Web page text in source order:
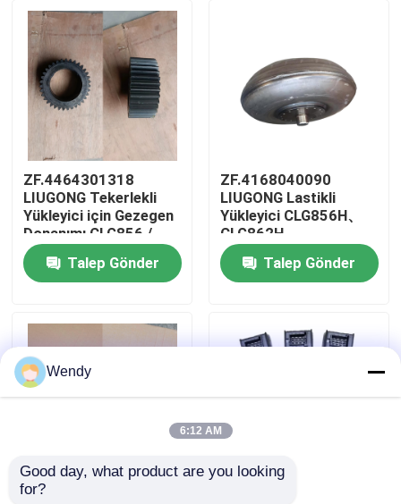
Ürünler
videolar
Hakkımızda
Fabrika turu
Kalite kontrol
Bize Ulaşın
Haberler
Blog
LG956 LG855B、
LG855N
ZF.4464301318
LIUGONG Tekerlekli
Yükleyici için Gezegen
Donanımı CLG856 /
CLG856H CLG862 /
CLG862H CLG870 /
CLG870H CLG50D
Serisi
Talep Gönder
ZF.4168040090
LIUGONG Lastikli
Yükleyici CLG856H、
CLG862H、
CLG870H、CLG886H
Şanzıman 4WG200、
4WG210、4BP230
Talep Gönder
ZF.0501214895
Wendy
6:12 AM
Good day, what product are you looking
for?